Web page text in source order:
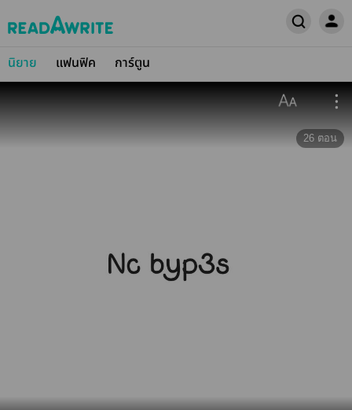
นิยาย แฟนฟิค การ์ตูน
26 ตอน